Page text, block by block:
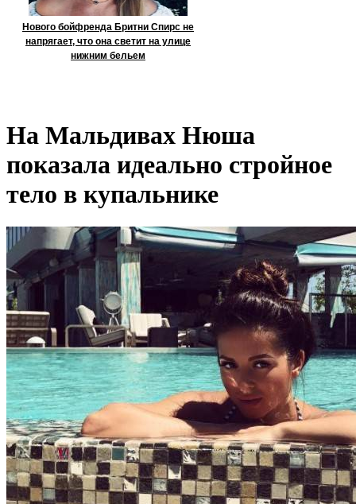
Нового бойфренда Бритни Спирс не
напрягает, что она светит на улице
нижним бельем
На Мальдивах Нюша
показала идеально стройное
тело в купальнике